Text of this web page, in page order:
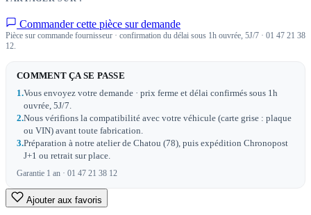
Commander cette pièce sur demande
Pièce sur commande fournisseur · confirmation du délai sous 1h ouvrée, 5J/7 · 01 47 21 38
12.
COMMENT ÇA SE PASSE
1.Vous envoyez votre demande · prix ferme et délai confirmés sous 1h
ouvrée, 5J/7.
2.Nous vérifions la compatibilité avec votre véhicule (carte grise : plaque
ou VIN) avant toute fabrication.
3.Préparation à notre atelier de Chatou (78), puis expédition Chronopost
J+1 ou retrait sur place.
Garantie 1 an · 01 47 21 38 12
Ajouter aux favoris